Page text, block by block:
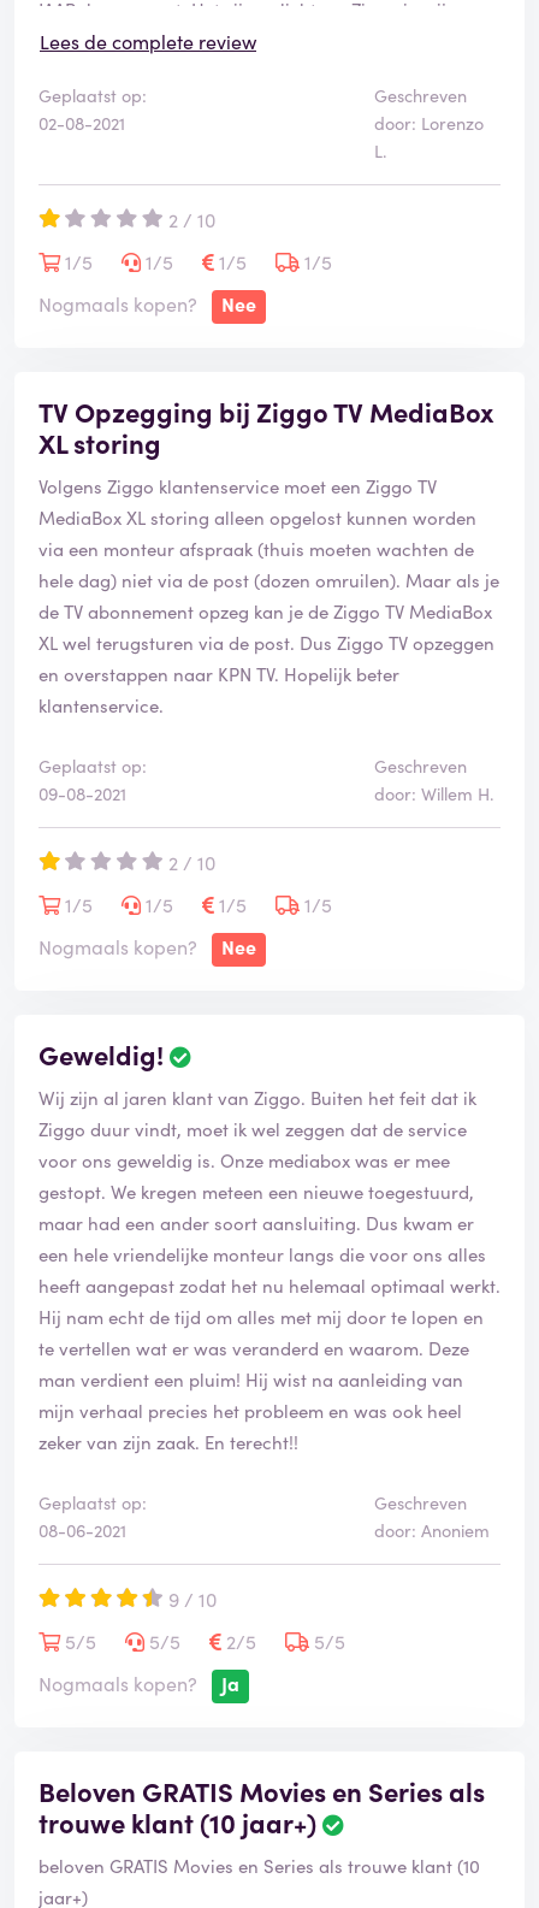
JAARabonnement. Het zijn oplichters. Ziggo is mij
tientallen euro's verschuldigd. Na twintig mails en
je zin, Ziggo, houd mijn geld dan maar. Dit is het soort
beoordeling dat je ervoor koopt.
Lees de complete review
Geplaatst op:
02-08-2021
Geschreven
door: Lorenzo
L.
2 / 10
1/5
1/5 1/5
1/5
Nogmaals kopen?
Nee
TV Opzegging bij Ziggo TV MediaBox
XL storing
Volgens Ziggo klantenservice moet een Ziggo TV
MediaBox XL storing alleen opgelost kunnen worden
via een monteur afspraak (thuis moeten wachten de
hele dag) niet via de post (dozen omruilen). Maar als je
de TV abonnement opzeg kan je de Ziggo TV MediaBox
XL wel terugsturen via de post. Dus Ziggo TV opzeggen
en overstappen naar KPN TV. Hopelijk beter
klantenservice.
Geplaatst op:
09-08-2021
Geschreven
door: Willem H.
2 / 10
1/5
1/5 1/5
1/5
Nogmaals kopen?
Nee
Geweldig!
Wij zijn al jaren klant van Ziggo. Buiten het feit dat ik
Ziggo duur vindt, moet ik wel zeggen dat de service
voor ons geweldig is. Onze mediabox was er mee
gestopt. We kregen meteen een nieuwe toegestuurd,
maar had een ander soort aansluiting. Dus kwam er
een hele vriendelijke monteur langs die voor ons alles
heeft aangepast zodat het nu helemaal optimaal werkt.
Hij nam echt de tijd om alles met mij door te lopen en
te vertellen wat er was veranderd en waarom. Deze
man verdient een pluim! Hij wist na aanleiding van
mijn verhaal precies het probleem en was ook heel
zeker van zijn zaak. En terecht!!
Geplaatst op:
08-06-2021
Geschreven
door: Anoniem
9 / 10
5/5
5/5 2/5
5/5
Nogmaals kopen?
Ja
Beloven GRATIS Movies en Series als
trouwe klant (10 jaar+)
beloven GRATIS Movies en Series als trouwe klant (10
jaar+)